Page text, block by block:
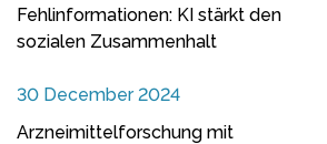
Fehlinformationen: KI stärkt den
sozialen Zusammenhalt
30 December 2024
Arzneimittelforschung mit